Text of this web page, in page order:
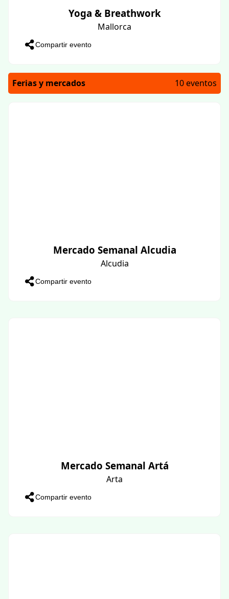
Yoga & Breathwork
Mallorca
Compartir evento
Ferias y mercados 10 eventos
Mercado Semanal Alcudia
Alcudia
Compartir evento
Mercado Semanal Artá
Arta
Compartir evento